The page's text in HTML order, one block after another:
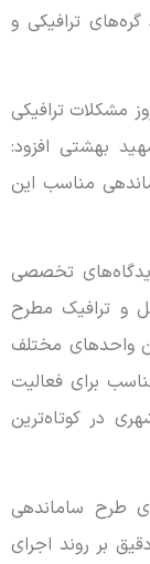
ترافیکی و
مشکلات ترافیکی
بهشتی افزود:
مناسب این
تخصصی
و ترافیک مطرح
واحدهای مختلف
برای فعالیت
در کوتاه‌ترین
طرح ساماندهی
بر روند اجرای